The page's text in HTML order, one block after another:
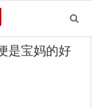
是宝妈的好